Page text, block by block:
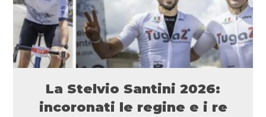
La Stelvio Santini 2026:
incoronati le regine e i re